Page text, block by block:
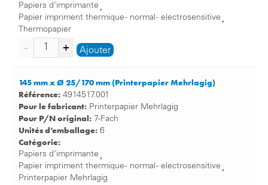
Papiers d’imprimante ,
Papier impriment thermique - normal - electrosensitive ,
Thermopapier
Ajouter
145 mm x Ø 25/170 mm (Printerpapier Mehrlagig)
Référence: 4914517.001
Pour le fabricant: Printerpapier Mehrlagig
Pour P/N original: 7-Fach
Unités d’emballage: 6
Catégorie:
Papiers d’imprimante ,
Papier impriment thermique - normal - electrosensitive ,
Printerpapier Mehrlagig